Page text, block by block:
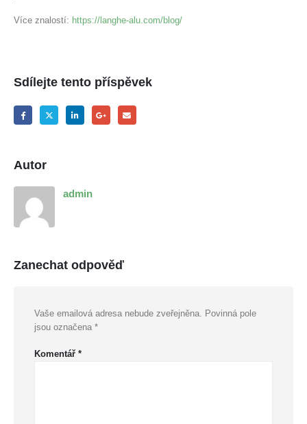
Více znalostí: https://langhe-alu.com/blog/
Sdílejte tento příspěvek
Autor
admin
Zanechat odpověď
Vaše emailová adresa nebude zveřejněna. Povinná pole
jsou označena *
Komentář *